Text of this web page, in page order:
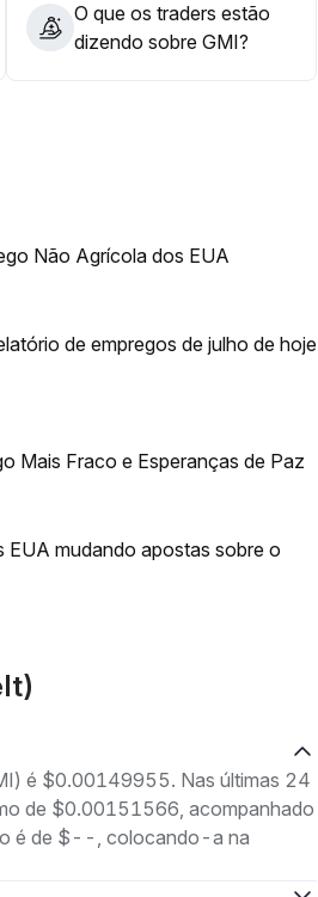
O que os traders estão
dizendo sobre GMI?
Não Agrícola dos EUA
de empregos de julho de hoje
Mais Fraco e Esperanças de Paz
mudando apostas sobre o
é $0.00149955. Nas últimas 24
de $0.00151566, acompanhado
é de $--, colocando-a na